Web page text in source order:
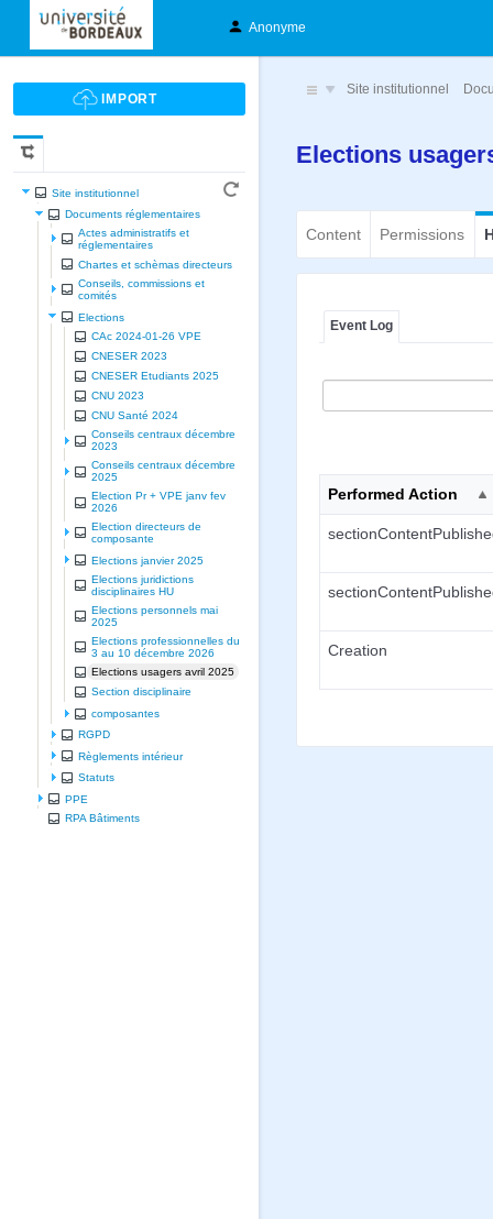
Anonyme
Site institutionnel
Documents réglementaires
Actes administratifs et
réglementaires
Chartes et schèmas directeurs
Conseils, commissions et
comités
Elections
CAc 2024-01-26 VPE
CNESER 2023
CNESER Etudiants 2025
CNU 2023
CNU Santé 2024
Conseils centraux décembre
2023
Conseils centraux décembre
2025
Election Pr + VPE janv fev
2026
Election directeurs de
composante
Elections janvier 2025
Elections juridictions
disciplinaires HU
Elections personnels mai
2025
Elections professionnelles du
3 au 10 décembre 2026
Elections usagers avril 2025
Section disciplinaire
composantes
RGPD
Règlements intérieur
Statuts
PPE
RPA Bâtiments
Site institutionnel
Elections
Content Permissions
Event Log
Performed Action
Creation